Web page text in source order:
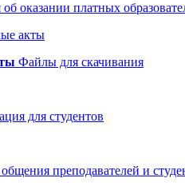
оказании платных
Файлы для скачивания
для студентов
преподавателей и